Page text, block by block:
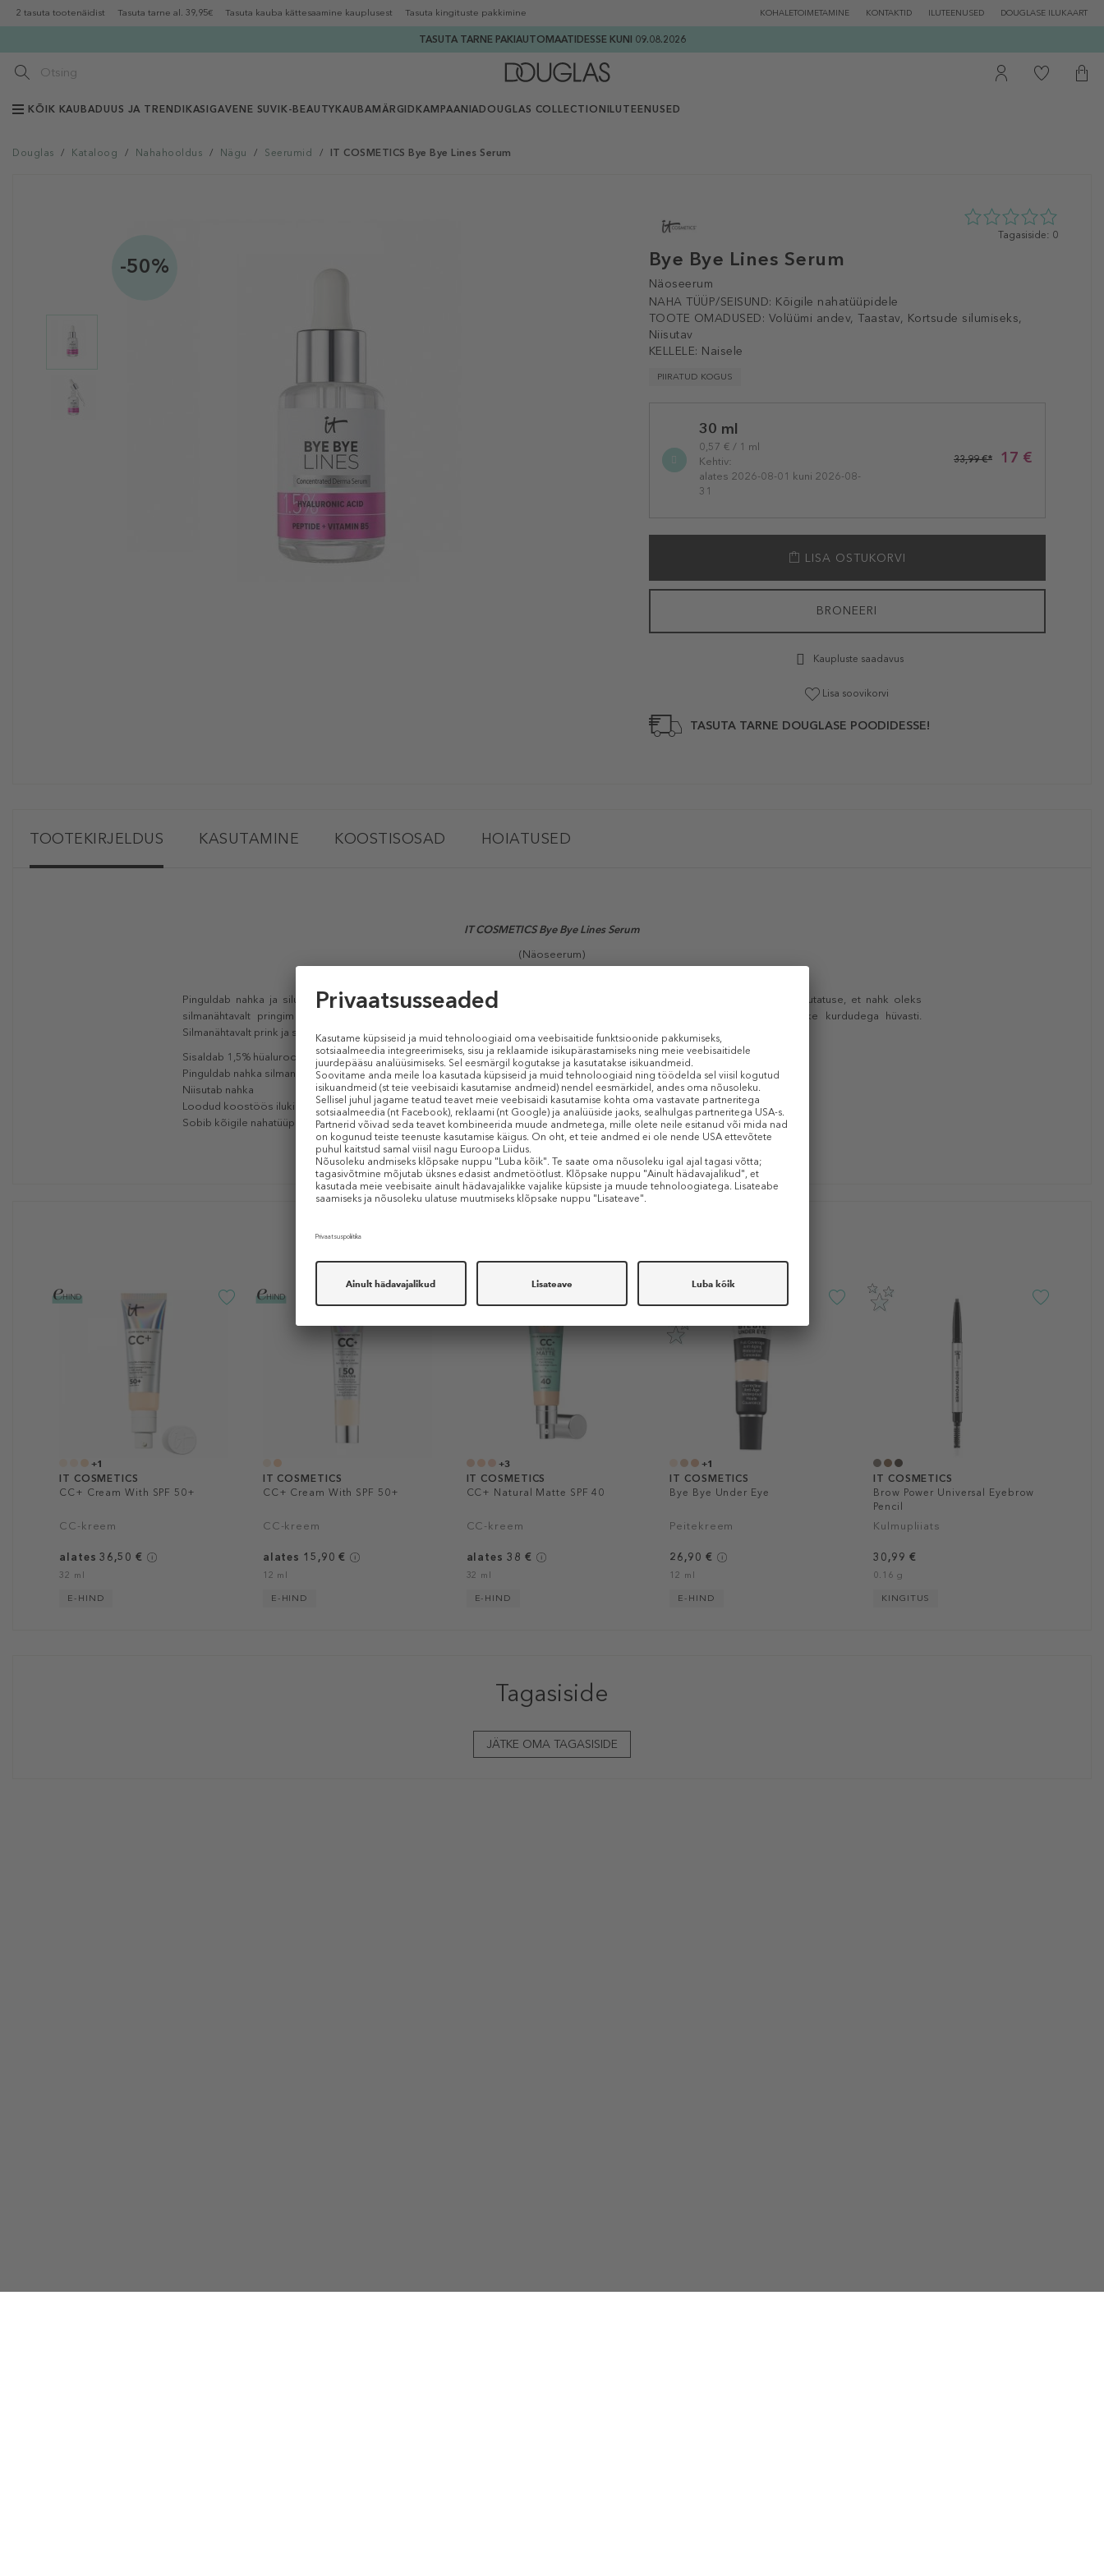
2 tasuta tootenäidist Tasuta tarne al. 39,95€ Tasuta kauba kättesaamine kauplusest Tasuta kingituste pakkimine KOHALETOIMETAMINE KONTAKTID ILUTEENUSED DOUGLASE ILUKAART
TASUTA TARNE PAKIAUTOMAATIDESSE KUNI 09.08.2026
KÕIK KAUBADUUS JA TRENDIKAS IGAVENE SUVI K-BEAUTY KAUBAMÄRGID KAMPAANIADOUGLAS COLLECTION ILUTEENUSED
Douglas / Kataloog / Nahahooldus / Nägu / Seerumid / IT COSMETICS Bye Bye Lines Serum
-50% Bye Bye Lines Serum
Näoseerum
NAHA TÜÜP/SEISUND: Kõigile nahatüüpidele
TOOTE OMADUSED: Volüümi andev, Taastav, Kortsude silumiseks,
Niisutav
KELLELE: Naisele
PIIRATUD KOGUS
0
Tagasiside: 0
variation30 ml
0,57 € / 1 ml
Kehtiv:
alates 2026-08-01 kuni 2026-08-
31
17 €
33,99 €*
LISA OSTUKORVI
BRONEERI
Kaupluste saadavus
Lisa soovikorvi
TASUTA TARNE DOUGLASE POODIDESSE!
TOOTEKIRJELDUS KASUTAMINE KOOSTISOSAD HOIATUSED
IT COSMETICS Bye Bye Lines Serum
(Näoseerum)
Pinguldab nahka ja silub kurde silmanähtavalt! See seerum sisaldab​ 1,5% hüaluroonhapet, mis tagab naha kauakestva niisutatuse, et nahk oleks
silmanähtavalt pringim ja peened kurrud vähenenud. Lisaks annavad peptiidid ja B5-vitamiin nahale elastse tunde. Jätke kurdudega hüvasti.
Silmanähtavalt prink ja sile nahk on siin!
Sisaldab 1,5% hüaluroonhapet, lisaks peptiide ja B5-vitamiini​
Pinguldab nahka silmanähtavalt ja silub peeneid kurde​
Niisutab nahka​
Loodud koostöös ilukirurgide ja dermatoloogidega
Sobib kõigile nahatüüpidele ja isegi tundlikule nahale
+1
IT COSMETICS
CC+ Cream With SPF 50+
CC-kreem
alates 36,50 €
32 ml
E-HIND
IT COSMETICS
CC+ Cream With SPF 50+
CC-kreem
alates 15,90 €
12 ml
E-HIND
+3
IT COSMETICS
CC+ Natural Matte SPF 40
CC-kreem
alates 38 €
32 ml
E-HIND
+1
IT COSMETICS
Bye Bye Under Eye
Peitekreem
26,90 €
12 ml
E-HIND
IT COSMETICS
Brow Power Universal Eyebrow
Pencil
Kulmupliiats
30,99 €
0.16 g
KINGITUS
Tagasiside
JÄTKE OMA TAGASISIDE